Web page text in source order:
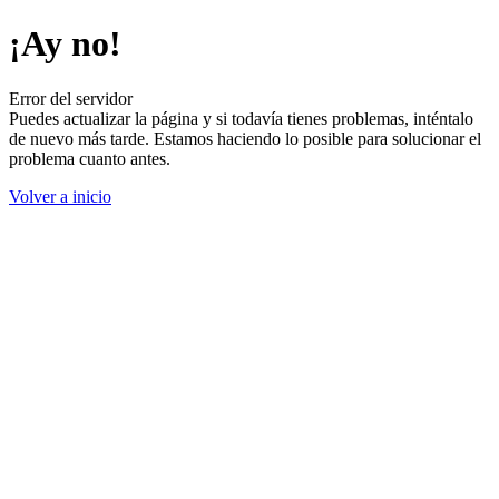
¡Ay no!
Error del servidor
Puedes actualizar la página y si todavía tienes problemas, inténtalo
de nuevo más tarde. Estamos haciendo lo posible para solucionar el
problema cuanto antes.
Volver a inicio